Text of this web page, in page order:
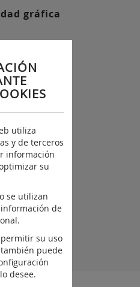
gráfica
utiliza
y de terceros
información
su
se utilizan
de
su uso
puede
desee.